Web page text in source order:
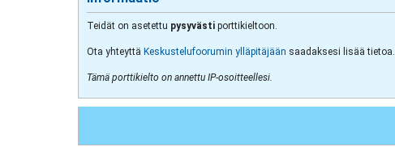
Teidät on asetettu pysyvästi porttikieltoon.
Ota yhteyttä Keskustelufoorumin ylläpitäjään saadaksesi lisää tietoa.
Tämä porttikielto on annettu IP-osoitteellesi.